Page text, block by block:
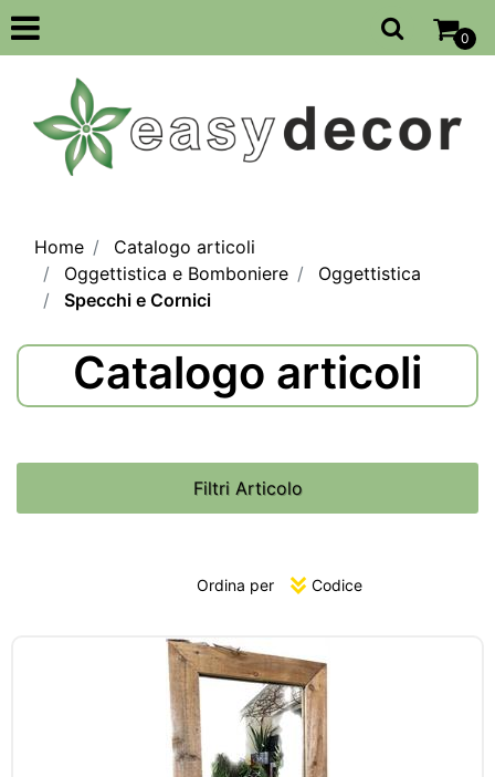
Open
0
Home
Catalogo articoli
Oggettistica e Bomboniere
Oggettistica
Specchi e Cornici
Catalogo articoli
Filtri Articolo
Ordina per